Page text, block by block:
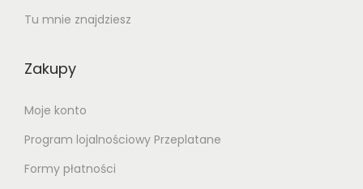
Tu mnie znajdziesz
Zakupy
Moje konto
Program lojalnościowy Przeplatane
Formy płatności